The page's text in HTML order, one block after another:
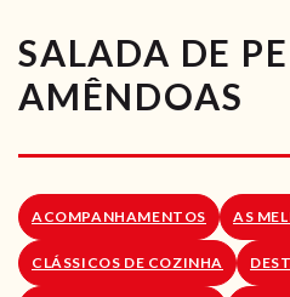
LOJA
SALADA DE
AMÊNDOAS
ACOMPANHAMENTOS AS
CLÁSSICOS DE COZINHA